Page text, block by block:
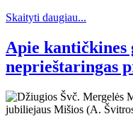
Skaityti daugiau...
Apie kantičkines
neprieštaringas